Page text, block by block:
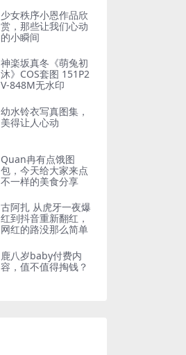
少女秩序小恩作品欣
赏，那些让我们心动
的小瞬间
神楽坂真冬《萌兔初
沐》COS套图 151P2
V-848M无水印
幼水铃衣写真图集，
美得让人心动
Quan冉有点饿图
包，今天给大家来点
不一样的美食分享
古阿扎 从虎牙一夜爆
红到抖音重新翻红，
网红的路没那么简单
鹿八岁baby付费内
容，值不值得掏钱？